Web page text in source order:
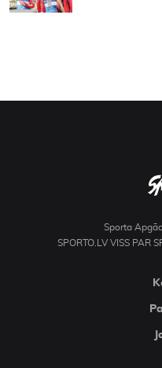
Sporta
SPORTO.LV VISS PAR